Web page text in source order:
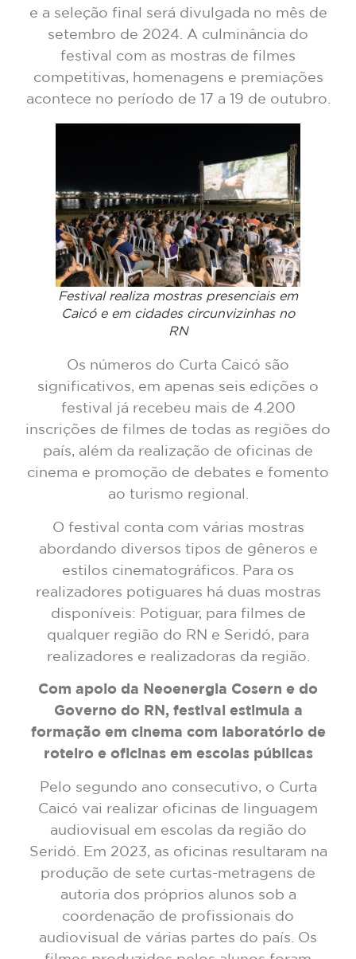
e a seleção final será divulgada no mês de
setembro de 2024. A culminância do
festival com as mostras de filmes
competitivas, homenagens e premiações
acontece no período de 17 a 19 de outubro.
Festival realiza mostras presenciais em
Caicó e em cidades circunvizinhas no
RN
Os números do Curta Caicó são
significativos, em apenas seis edições o
festival já recebeu mais de 4.200
inscrições de filmes de todas as regiões do
país, além da realização de oficinas de
cinema e promoção de debates e fomento
ao turismo regional.
O festival conta com várias mostras
abordando diversos tipos de gêneros e
estilos cinematográficos. Para os
realizadores potiguares há duas mostras
disponíveis: Potiguar, para filmes de
qualquer região do RN e Seridó, para
realizadores e realizadoras da região.
Com apoio da Neoenergia Cosern e do
Governo do RN, festival estimula a
formação em cinema com laboratório de
roteiro e oficinas em escolas públicas
Pelo segundo ano consecutivo, o Curta
Caicó vai realizar oficinas de linguagem
audiovisual em escolas da região do
Seridó. Em 2023, as oficinas resultaram na
produção de sete curtas-metragens de
autoria dos próprios alunos sob a
coordenação de profissionais do
audiovisual de várias partes do país. Os